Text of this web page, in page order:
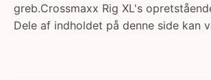
greb.Crossmaxx Rig XL's
Dele af indholdet på denne side